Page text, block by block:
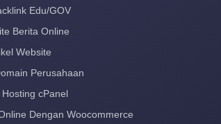
Edu/GOV
Berita Online
Website
Perusahaan
cPanel
Dengan Woocommerce